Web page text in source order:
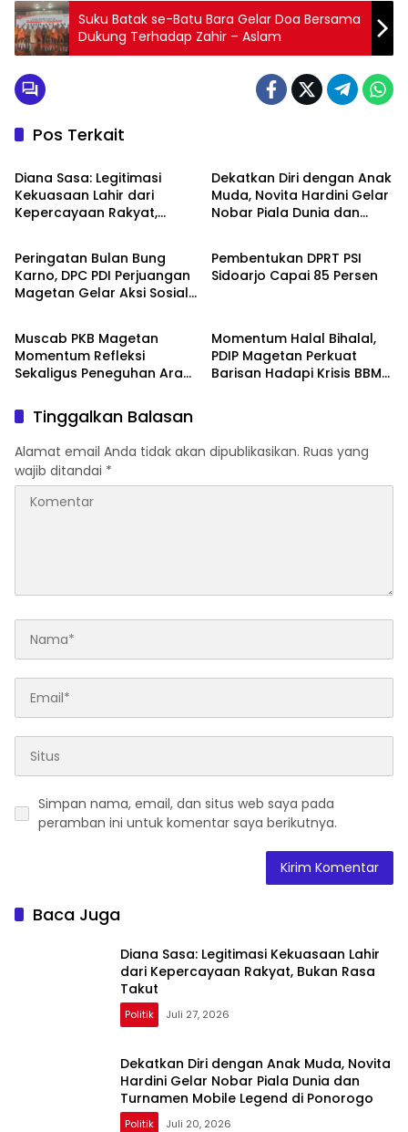
Suku Batak se-Batu Bara Gelar Doa Bersama
Dukung Terhadap Zahir – Aslam
Pos Terkait
Politik
Diana Sasa: Legitimasi
Kekuasaan Lahir dari
Kepercayaan Rakyat,
Dekatkan Diri dengan Anak
Muda, Novita Hardini Gelar
Nobar Piala Dunia dan
Politik
Peringatan Bulan Bung
Karno, DPC PDI Perjuangan
Magetan Gelar Aksi Sosial
Diskusi
Politik
Pembentukan DPRT PSI
Sidoarjo Capai 85 Persen
Politik
Muscab PKB Magetan
Momentum Refleksi
Sekaligus Peneguhan Arah
Momentum Halal Bihalal,
PDIP Magetan Perkuat
Barisan Hadapi Krisis BBM
Tinggalkan Balasan
Alamat email Anda tidak akan dipublikasikan. Ruas yang
wajib ditandai *
Simpan nama, email, dan situs web saya pada
peramban ini untuk komentar saya berikutnya.
Baca Juga
Diana Sasa: Legitimasi Kekuasaan Lahir
dari Kepercayaan Rakyat, Bukan Rasa
Takut
Politik Juli 27, 2026
Dekatkan Diri dengan Anak Muda, Novita
Hardini Gelar Nobar Piala Dunia dan
Turnamen Mobile Legend di Ponorogo
Politik Juli 20, 2026